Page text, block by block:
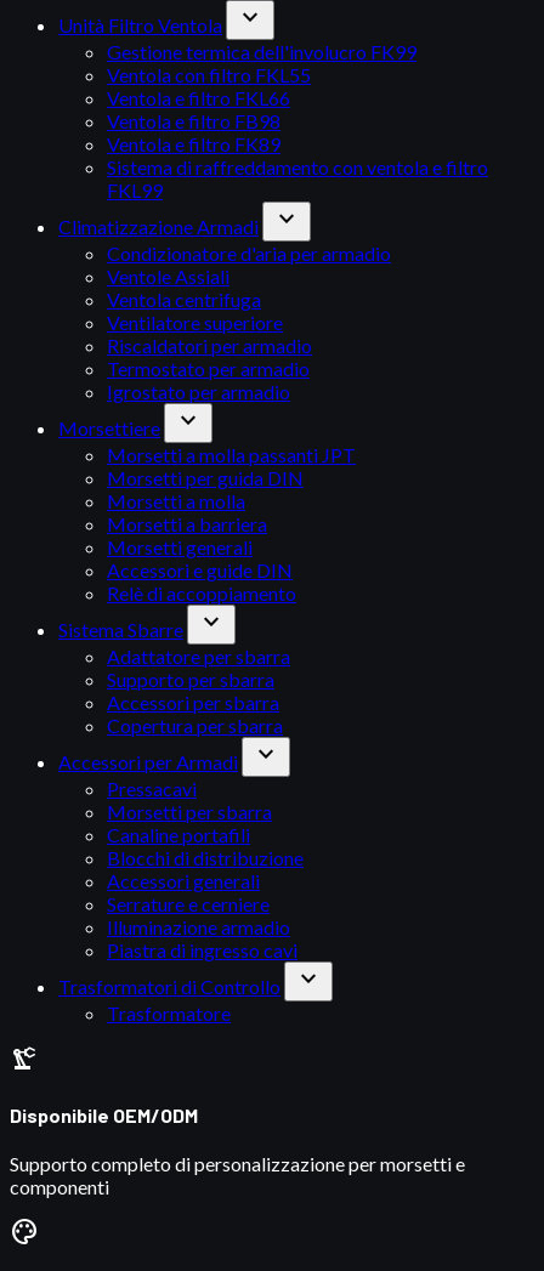
Unità Filtro Ventola expand_more
Gestione termica dell'involucro FK99
Ventola con filtro FKL55
Ventola e filtro FKL66
Ventola e filtro FB98
Ventola e filtro FK89
Sistema di raffreddamento con ventola e filtro
FKL99
Climatizzazione Armadi
expand_more
Condizionatore d'aria per armadio
Ventole Assiali
Ventola centrifuga
Ventilatore superiore
Riscaldatori per armadio
Termostato per armadio
Igrostato per armadio
Morsettiere
expand_more
Morsetti a molla passanti JPT
Morsetti per guida DIN
Morsetti a molla
Morsetti a barriera
Morsetti generali
Accessori e guide DIN
Relè di accoppiamento
Sistema Sbarre
expand_more
Adattatore per sbarra
Supporto per sbarra
Accessori per sbarra
Copertura per sbarra
Accessori per Armadi
expand_more
Pressacavi
Morsetti per sbarra
Canaline portafili
Blocchi di distribuzione
Accessori generali
Serrature e cerniere
Illuminazione armadio
Piastra di ingresso cavi
Trasformatori di Controllo
expand_more
Trasformatore
precision_manufacturing
Disponibile OEM/ODM
Supporto completo di personalizzazione per morsetti e
componenti
palette